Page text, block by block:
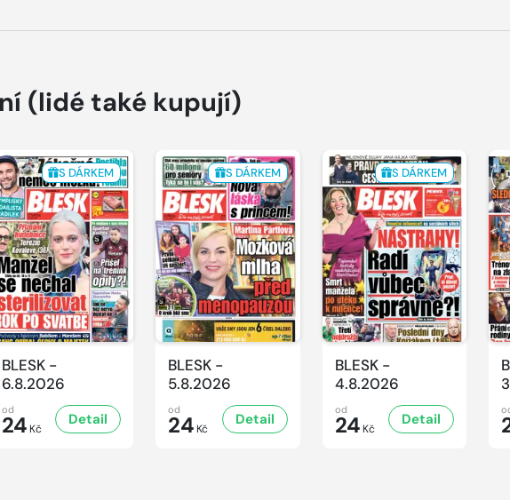
(lidé také kupují)
S DÁRKEM
BLESK -
6.8.2026
od
24 Kč
Detail
S DÁRKEM
BLESK -
5.8.2026
od
24 Kč
Detail
S DÁRKEM
BLESK -
4.8.2026
od
24 Kč
Detail